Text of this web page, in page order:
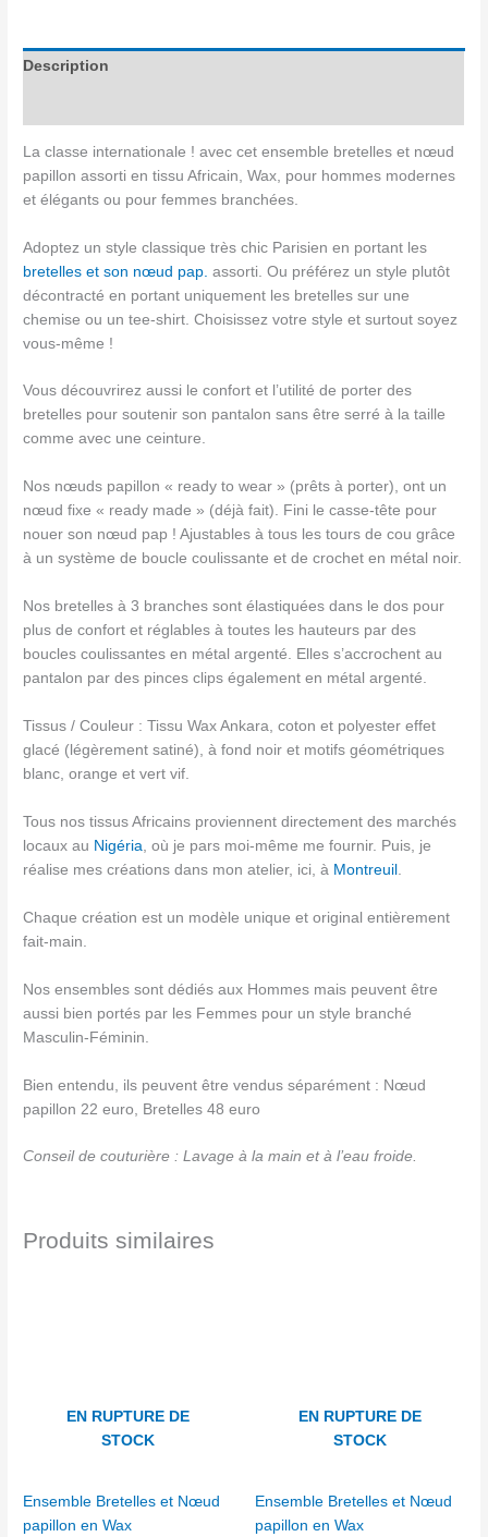
Description
La classe internationale ! avec cet ensemble bretelles et nœud
papillon assorti en tissu Africain, Wax, pour hommes modernes
et élégants ou pour femmes branchées.
Adoptez un style classique très chic Parisien en portant les
bretelles et son nœud pap. assorti. Ou préférez un style plutôt
décontracté en portant uniquement les bretelles sur une
chemise ou un tee-shirt. Choisissez votre style et surtout soyez
vous-même !
Vous découvrirez aussi le confort et l’utilité de porter des
bretelles pour soutenir son pantalon sans être serré à la taille
comme avec une ceinture.
Nos nœuds papillon « ready to wear » (prêts à porter), ont un
nœud fixe « ready made » (déjà fait). Fini le casse-tête pour
nouer son nœud pap ! Ajustables à tous les tours de cou grâce
à un système de boucle coulissante et de crochet en métal noir.
Nos bretelles à 3 branches sont élastiquées dans le dos pour
plus de confort et réglables à toutes les hauteurs par des
boucles coulissantes en métal argenté. Elles s’accrochent au
pantalon par des pinces clips également en métal argenté.
Tissus / Couleur : Tissu Wax Ankara, coton et polyester effet
glacé (légèrement satiné), à fond noir et motifs géométriques
blanc, orange et vert vif.
Tous nos tissus Africains proviennent directement des marchés
locaux au Nigéria , où je pars moi-même me fournir. Puis, je
réalise mes créations dans mon atelier, ici, à Montreuil
Chaque création est un modèle unique et original entièrement
fait-main.
Nos ensembles sont dédiés aux Hommes mais peuvent être
aussi bien portés par les Femmes pour un style branché
Masculin-Féminin.
Bien entendu, ils peuvent être vendus séparément : Nœud
papillon 22 euro, Bretelles 48 euro
Conseil de couturière : Lavage à la main et à l’eau froide.
Produits similaires
EN RUPTURE DE
STOCK
Ensemble Bretelles et Nœud
papillon en Wax
EN RUPTURE DE
STOCK
Ensemble Bretelles et Nœud
papillon en Wax